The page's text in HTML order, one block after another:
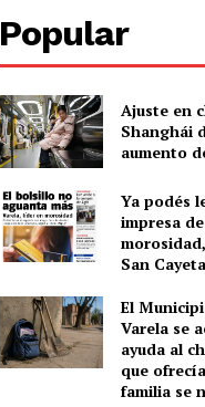
Popular
Ajuste en
Shanghái
aumento
Ya podés
impresa
San
El
Varela se
ayuda al
que
familia se